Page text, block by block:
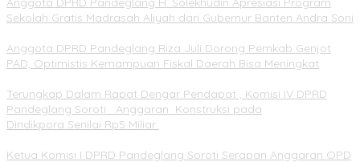
Sekolah Gratis Madrasah Aliyah dari Gubernur Banten Andra Soni
Anggota DPRD Pandeglang Riza Juli Dorong Pemkab Genjot
PAD, Optimistis Kemampuan Fiskal Daerah Bisa Meningkat
Terungkap Dalam Rapat Dengar Pendapat , Komisi IV DPRD
Pandeglang Soroti Anggaran Konstruksi pada
Dindikpora Senilai Rp5 Miliar
Ketua Komisi I DPRD Pandeglang Soroti Serapan Anggaran OPD